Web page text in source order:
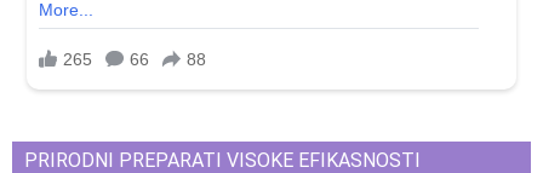
PRIRODNI PREPARATI VISOKE EFIKASNOSTI